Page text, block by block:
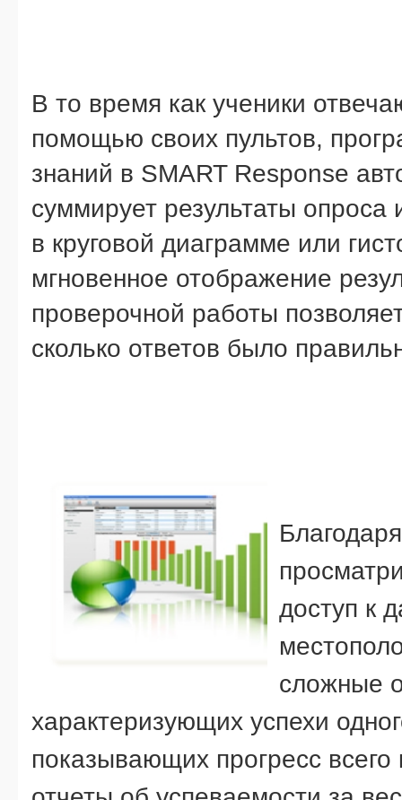
В то время как ученики
помощью своих пультов,
знаний в SMART Response
суммирует результаты опроса
в круговой диаграмме или
мгновенное отображение
проверочной работы
сколько ответов было
доступ к
сложные
характеризующих успехи
показывающих прогресс